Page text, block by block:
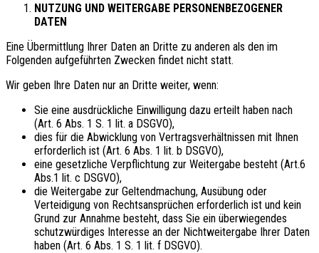
NUTZUNG UND WEITERGABE PERSONENBEZOGENER
DATEN
Eine Übermittlung Ihrer Daten an Dritte zu anderen als den im
Folgenden aufgeführten Zwecken findet nicht statt.
Wir geben Ihre Daten nur an Dritte weiter, wenn:
Sie eine ausdrückliche Einwilligung dazu erteilt haben nach
(Art. 6 Abs. 1 S. 1 lit. a DSGVO),
dies für die Abwicklung von Vertragsverhältnissen mit Ihnen
erforderlich ist (Art. 6 Abs. 1 lit. b DSGVO),
eine gesetzliche Verpflichtung zur Weitergabe besteht (Art.6
Abs.1 lit. c DSGVO),
die Weitergabe zur Geltendmachung, Ausübung oder
Verteidigung von Rechtsansprüchen erforderlich ist und kein
Grund zur Annahme besteht, dass Sie ein überwiegendes
schutzwürdiges Interesse an der Nichtweitergabe Ihrer Daten
haben (Art. 6 Abs. 1 S. 1 lit. f DSGVO).